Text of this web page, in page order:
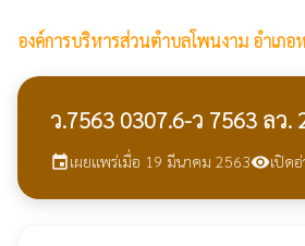
องค์การบริหารส่วนตำบลโพนงาม อำเภ
ว.7563 0307.6-ว 7563 ลว.
eventเผยแพร่เมื่อ 19 มีนาคม 2563visibilityเปิด